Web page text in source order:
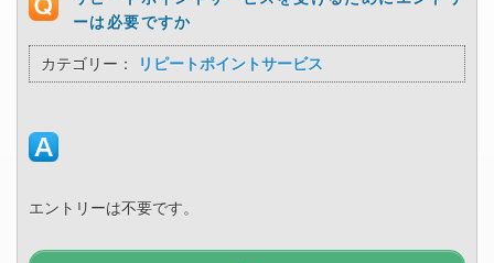
ーは必要ですか
カテゴリー： リピートポイントサービス
エントリーは不要です。